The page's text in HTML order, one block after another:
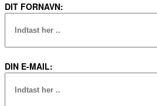
DIT FORNAVN:
DIN E-MAIL: